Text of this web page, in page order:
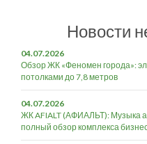
Новости
04.07.2026
Обзор ЖК «Феномен города»:
потолками до 7,8 метров
04.07.2026
ЖК AFIALT (АФИАЛЬТ): Музыка
полный обзор комплекса